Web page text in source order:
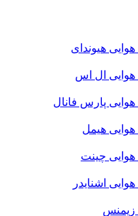
هیوندای
هوایی ال اس
هوایی پارس فانال
هوایی هیمل
هوایی چینت
اشنایدر
زیمنس